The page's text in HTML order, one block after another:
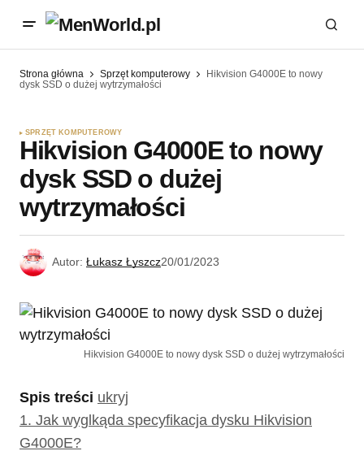
Strona główna Sprzęt komputerowy
Hikvision G4000E to nowy
dysk SSD o dużej wytrzymałości
SPRZĘT KOMPUTEROWY
Hikvision G4000E to nowy
dysk SSD o dużej
wytrzymałości
Autor: Łukasz Łyszcz20/01/2023
Hikvision G4000E to nowy dysk SSD o dużej wytrzymałości
Spis treści ukryj
1. Jak wyglkąda specyfikacja dysku Hikvision
G4000E?